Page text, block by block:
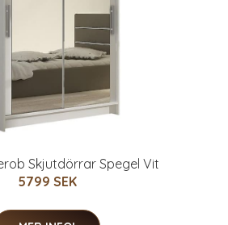
Skjutdörrar Spegel Vit
5799 SEK